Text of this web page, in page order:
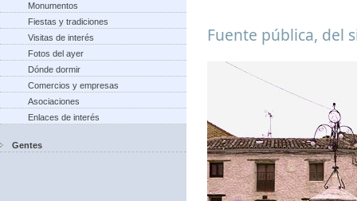
Monumentos
Fiestas y tradiciones
Visitas de interés
Fotos del ayer
Dónde dormir
Comercios y empresas
Asociaciones
Enlaces de interés
Gentes
Fuente pública, del